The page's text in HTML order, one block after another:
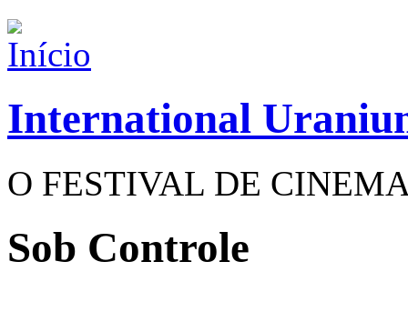
International
O FESTIVAL DE
Sob Controle